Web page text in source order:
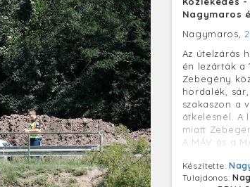
Nagymaros
Nagymaros,
Az útelzárás
én lezárták a
Zebegény
hordalék,
szakaszon a
átkelésnél. A
miatt
A MÁV és a
között, mely
Készítette:
Tulajdonos: